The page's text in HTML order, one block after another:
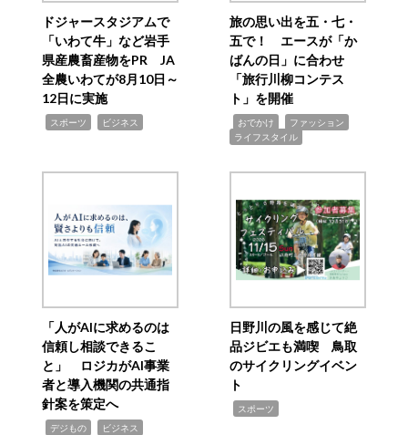
ドジャースタジアムで
「いわて牛」など岩手
県産農畜産物をPR JA
全農いわてが8月10日～
12日に実施
スポーツ ビジネス
旅の思い出を五・七・
五で！ エースが「か
ばんの日」に合わせ
「旅行川柳コンテス
ト」を開催
おでかけ ファッション
ライフスタイル
「人がAIに求めるのは
信頼し相談できるこ
と」 ロジカがAI事業
者と導入機関の共通指
針案を策定へ
デジもの ビジネス
日野川の風を感じて絶
品ジビエも満喫 鳥取
のサイクリングイベン
ト
スポーツ